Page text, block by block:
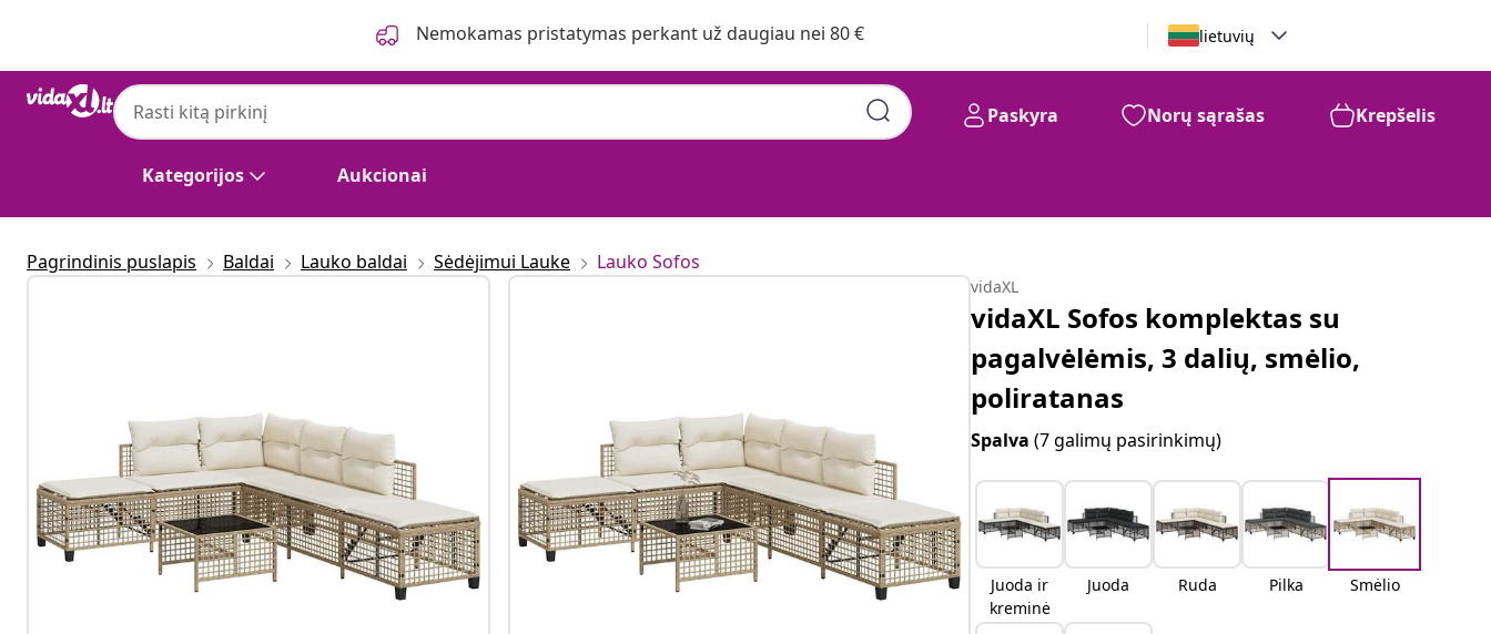
Nemokamas pristatymas perkant už daugiau nei 80 € lietuvių
Kategorijos Aukcionai
Paskyra Norų sąrašas Krepšelis
Pagrindinis puslapis Baldai Lauko baldai Sėdėjimui Lauke Lauko Sofos
vidaXL
vidaXL Sofos komplektas su
pagalvėlėmis, 3 dalių, smėlio,
poliratanas
Spalva(7 galimų pasirinkimų)
Juoda ir
kreminė
Juoda Ruda Pilka Smėlio